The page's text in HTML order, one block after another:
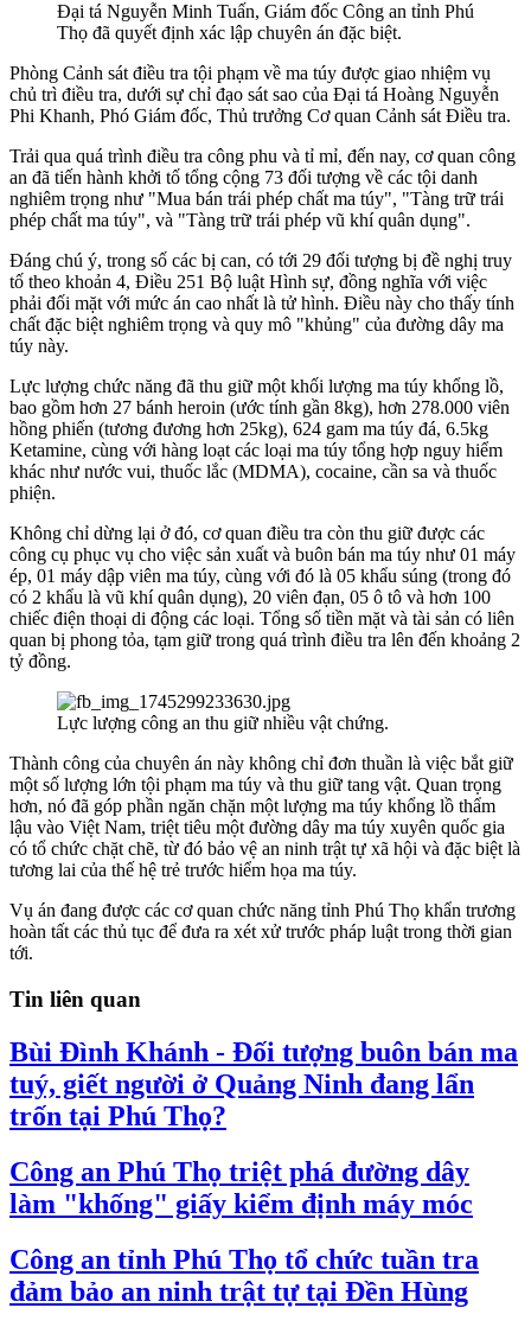
Đại tá Nguyễn Minh Tuấn, Giám đốc Công an tỉnh Phú
Thọ đã quyết định xác lập chuyên án đặc biệt.
Phòng Cảnh sát điều tra tội phạm về ma túy được giao nhiệm vụ
chủ trì điều tra, dưới sự chỉ đạo sát sao của Đại tá Hoàng Nguyễn
Phi Khanh, Phó Giám đốc, Thủ trưởng Cơ quan Cảnh sát Điều tra.
Trải qua quá trình điều tra công phu và tỉ mỉ, đến nay, cơ quan công
an đã tiến hành khởi tố tổng cộng 73 đối tượng về các tội danh
nghiêm trọng như "Mua bán trái phép chất ma túy", "Tàng trữ trái
phép chất ma túy", và "Tàng trữ trái phép vũ khí quân dụng".
Đáng chú ý, trong số các bị can, có tới 29 đối tượng bị đề nghị truy
tố theo khoản 4, Điều 251 Bộ luật Hình sự, đồng nghĩa với việc
phải đối mặt với mức án cao nhất là tử hình. Điều này cho thấy tính
chất đặc biệt nghiêm trọng và quy mô "khủng" của đường dây ma
túy này.
Lực lượng chức năng đã thu giữ một khối lượng ma túy khổng lồ,
bao gồm hơn 27 bánh heroin (ước tính gần 8kg), hơn 278.000 viên
hồng phiến (tương đương hơn 25kg), 624 gam ma túy đá, 6.5kg
Ketamine, cùng với hàng loạt các loại ma túy tổng hợp nguy hiểm
khác như nước vui, thuốc lắc (MDMA), cocaine, cần sa và thuốc
phiện.
Không chỉ dừng lại ở đó, cơ quan điều tra còn thu giữ được các
công cụ phục vụ cho việc sản xuất và buôn bán ma túy như 01 máy
ép, 01 máy dập viên ma túy, cùng với đó là 05 khẩu súng (trong đó
có 2 khẩu là vũ khí quân dụng), 20 viên đạn, 05 ô tô và hơn 100
chiếc điện thoại di động các loại. Tổng số tiền mặt và tài sản có liên
quan bị phong tỏa, tạm giữ trong quá trình điều tra lên đến khoảng 2
tỷ đồng.
Lực lượng công an thu giữ nhiều vật chứng.
Thành công của chuyên án này không chỉ đơn thuần là việc bắt giữ
một số lượng lớn tội phạm ma túy và thu giữ tang vật. Quan trọng
hơn, nó đã góp phần ngăn chặn một lượng ma túy khổng lồ thẩm
lậu vào Việt Nam, triệt tiêu một đường dây ma túy xuyên quốc gia
có tổ chức chặt chẽ, từ đó bảo vệ an ninh trật tự xã hội và đặc biệt là
tương lai của thế hệ trẻ trước hiểm họa ma túy.
Vụ án đang được các cơ quan chức năng tỉnh Phú Thọ khẩn trương
hoàn tất các thủ tục để đưa ra xét xử trước pháp luật trong thời gian
tới.
Tin liên quan
Bùi Đình Khánh - Đối tượng buôn bán ma
tuý, giết người ở Quảng Ninh đang lẩn
trốn tại Phú Thọ?
Công an Phú Thọ triệt phá đường dây
làm "khống" giấy kiểm định máy móc
Công an tỉnh Phú Thọ tổ chức tuần tra
đảm bảo an ninh trật tự tại Đền Hùng